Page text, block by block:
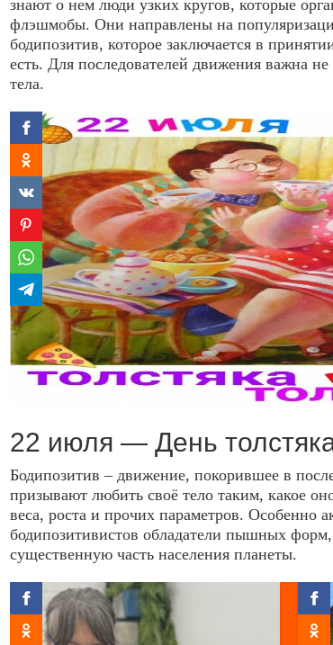
знают о нем люди узких кругов, которые
флэшмобы. Они направлены на
бодипозитив, которое заключается в
есть. Для последователей движения важна
тела.
22 июля — День
Бодипозитив – движение, покорившее в
призывают любить своё тело таким, какое
веса, роста и прочих параметров. Особенно
бодипозитивистов обладатели пышных
существенную часть населения планеты.